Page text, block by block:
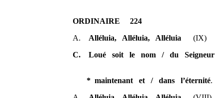
ORDINAIRE 224
A. Alléluia, Alléluia, Alléluia (IX)
C. Loué soit le nom / du Seigneur
* maintenant et / dans l’éternité.